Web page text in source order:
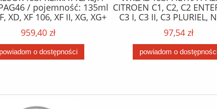
/ pojemność: 135ml
XD, XF 106, XF II, XG, XG+
959,40 zł
powiadom o dostępności
CITROEN C1, C2, C2
C3 I, C3 II, C3 PLURIEL,
XSARA; FORD FIESTA V,
FUSION; MAZDA 2;
1007, 107, 206, 206+,
BIPPER 1.4D 09.01-
97,54 zł
powiadom o